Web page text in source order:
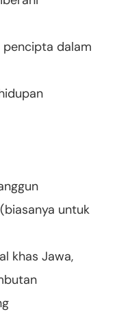
dalam
untuk
khas Jawa,